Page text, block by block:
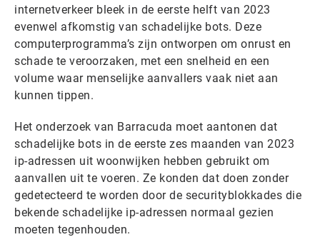
internetverkeer bleek in de eerste helft van 2023
evenwel afkomstig van schadelijke bots. Deze
computerprogramma’s zijn ontworpen om onrust en
schade te veroorzaken, met een snelheid en een
volume waar menselijke aanvallers vaak niet aan
kunnen tippen.
Het onderzoek van Barracuda moet aantonen dat
schadelijke bots in de eerste zes maanden van 2023
ip-adressen uit woonwijken hebben gebruikt om
aanvallen uit te voeren. Ze konden dat doen zonder
gedetecteerd te worden door de securityblokkades die
bekende schadelijke ip-adressen normaal gezien
moeten tegenhouden.